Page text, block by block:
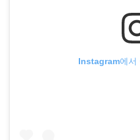
Instagram에서